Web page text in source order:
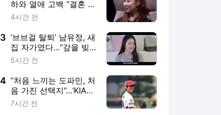
하와 열애 고백 “결혼 생
각도 있어”
4시간 전
3 ‘브브걸 탈퇴’ 남유정, 새
집 자가였다…“갚을 빚
많아, 안 되면 서커스라
5시간 전
4 “처음 느끼는 도파민, 처
음 가진 선택지”…‘KIA
불펜 투수 이의리’는 지
7시간 전